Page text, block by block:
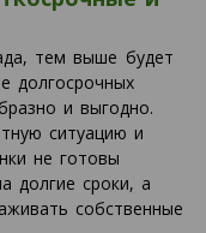
тем выше будет
долгосрочных
и выгодно.
ситуацию и
не готовы
долгие сроки, а
собственные